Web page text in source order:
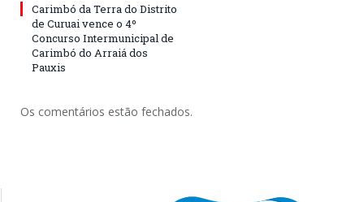
Carimbó da Terra do Distrito
de Curuai vence o 4º
Concurso Intermunicipal de
Carimbó do Arraiá dos
Pauxis
Os comentários estão fechados.